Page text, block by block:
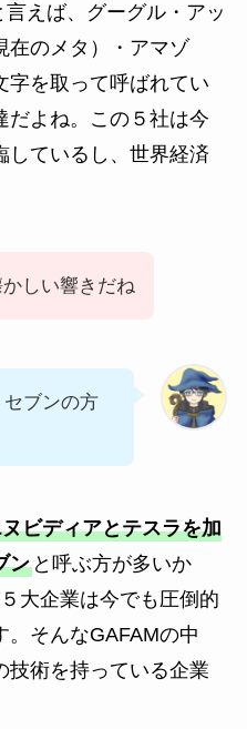
言えば、グーグル・アッ
在のメタ）・アマゾ
字を取って呼ばれてい
だよね。この５社は今
しているし、世界経済
しい響きだね
ブンの方
ビディアとテスラを加
ンと呼ぶ方が多いか
大企業は今でも圧倒的
。そんなGAFAMの中
技術を持っている企業